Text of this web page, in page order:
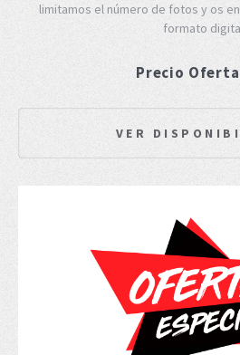
limitamos el número de fotos y os
formato
Precio
VER